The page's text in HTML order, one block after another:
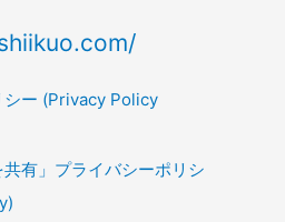
シー (Privacy Policy
共有」プライバシーポリシ